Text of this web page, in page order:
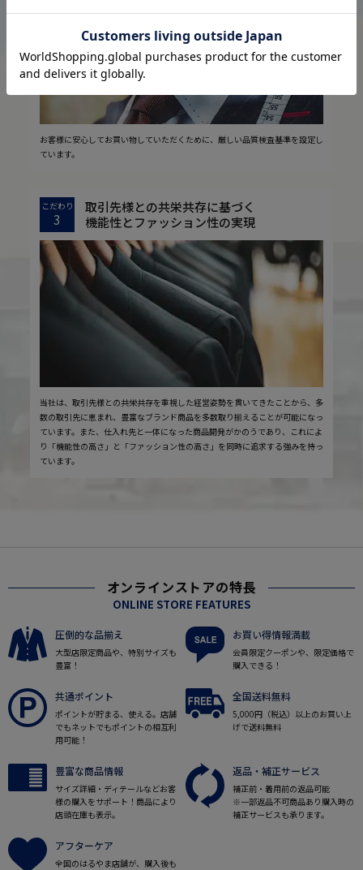
お客様に安心してお買い物していただくために、厳しい品質検査基準を設定し
ています。
こだわり
3
取引先様との共栄共存に基づく
機能性とファッション性の実現
当社は、取引先様との共栄共存を重視した経営姿勢を貫いてきたことから、多
数の取引先に恵まれ、豊富なブランド商品を多数取り揃えることが可能になっ
ています。また、仕入れ先と一体になった商品開発がかのうであり、これによ
り「機能性の高さ」と「ファッション性の高さ」を同時に追求する強みを持っ
ています。
オンラインストアの特長
ONLINE STORE FEATURES
圧倒的な品揃え
大型店限定商品や、特別サイズも
豊富！
お買い得情報満載
会員限定クーポンや、限定価格で
購入できる！
共通ポイント
ポイントが貯まる、使える。店舗
でもネットでもポイントの相互利
用可能！
全国送料無料
5,000円（税込）以上のお買い上
げで送料無料
豊富な商品情報
サイズ詳細・ディテールなどお客
様の購入をサポート！商品により
店頭在庫も表示。
返品・補正サービス
補正前・着用前の返品可能
※一部返品不可商品あり購入時の
補正サービスも承ります。
アフターケア
全国のはるやま店舗が、購入後も